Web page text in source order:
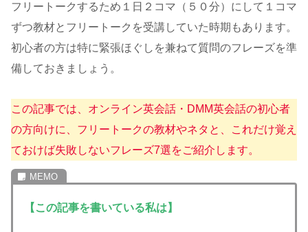
フリートークするため１日２コマ（５０分）にして１コマ
ずつ教材とフリートークを受講していた時期もあります。
初心者の方は特に緊張ほぐしを兼ねて質問のフレーズを準
備しておきましょう。
この記事では、オンライン英会話・DMM英会話の初心者
の方向けに、フリートークの教材やネタと、これだけ覚え
ておけば失敗しないフレーズ7選をご紹介します。
【この記事を書いている私は】